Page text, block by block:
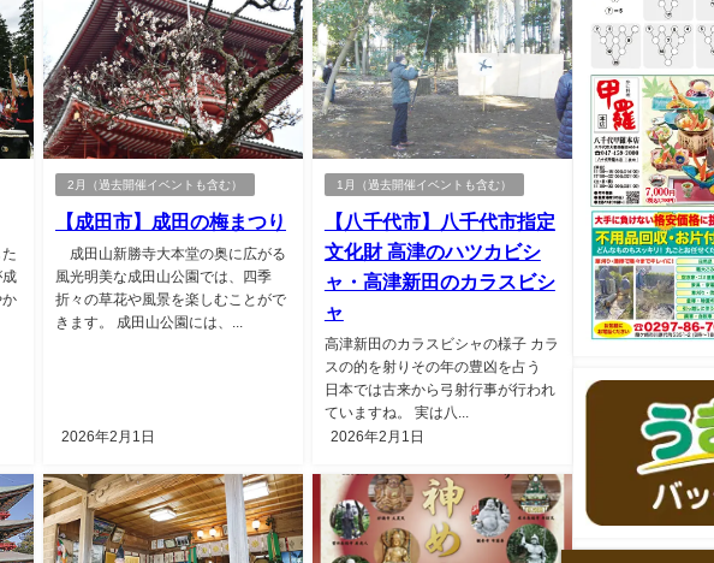
成
か
2月（過去開催イベントも含む）
【成田市】成田の梅まつり
成田山新勝寺大本堂の奥に広がる
風光明美な成田山公園では、四季
折々の草花や風景を楽しむことがで
きます。 成田山公園には、...
2026年2月1日
1月（過去開催イベントも含む）
【八千代市】八千代市指定
文化財 高津のハツカビシ
ャ・高津新田のカラスビシ
ャ
高津新田のカラスビシャの様子 カラ
スの的を射りその年の豊凶を占う
日本では古来から弓射行事が行われ
ていますね。 実は八...
2026年2月1日